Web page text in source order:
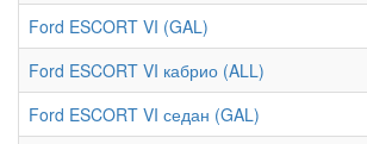
Ford ESCORT VI (GAL)
Ford ESCORT VI кабрио (ALL)
Ford ESCORT VI седан (GAL)